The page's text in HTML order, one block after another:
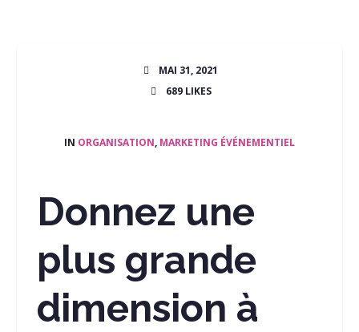
MAI 31, 2021
689 LIKES
IN ORGANISATION, MARKETING ÉVÉNEMENTIEL
Donnez une
plus grande
dimension à